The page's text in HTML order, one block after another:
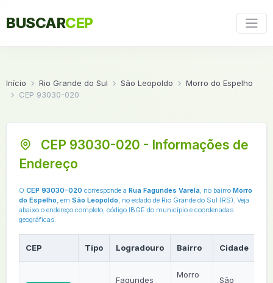
BUSCARCEP
Início Rio Grande do Sul São Leopoldo
Morro do Espelho
CEP 93030-020
CEP 93030-020 - Informações de
Endereço
O CEP 93030-020 corresponde a Rua Fagundes Varela, no bairro Morro
do Espelho, em São Leopoldo, no estado de Rio Grande do Sul (RS). Veja
abaixo o endereço completo, código IBGE do município e coordenadas
geográficas.
CEP Tipo Logradouro Bairro Cidade
Fagundes
Morro
São